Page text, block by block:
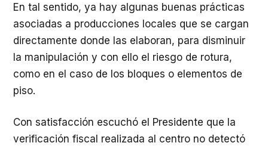
En tal sentido, ya hay algunas buenas prácticas
asociadas a producciones locales que se cargan
directamente donde las elaboran, para disminuir
la manipulación y con ello el riesgo de rotura,
como en el caso de los bloques o elementos de
piso.
Con satisfacción escuchó el Presidente que la
verificación fiscal realizada al centro no detectó